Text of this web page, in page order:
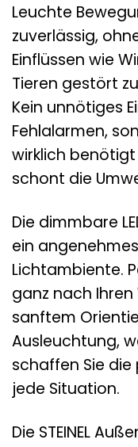
Leuchte
zuverlässig,
Einflüssen wie
Tieren gestört
Kein unnötiges
Fehlalarmen,
wirklich benötigt
schont die
Die dimmbare
ein
Lichtambiente.
ganz nach
sanftem
Ausleuchtung,
schaffen Sie
jede Situation.
Die STEINEL